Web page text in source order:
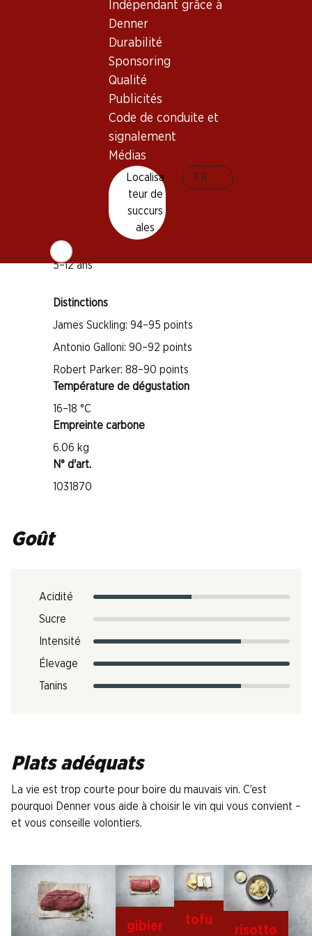
Indépendant grâce à
Denner
Durabilité
Sponsoring
Qualité
Publicités
Code de conduite et
signalement
Médias
Localisa
teur de
succurs
ales
FR
Bon à savoir
Cabernet Sauvignon
Petit Verdot
Maturité
5–12 ans
Distinctions
James Suckling: 94–95 points
Antonio Galloni: 90–92 points
Robert Parker: 88–90 points
Température de dégustation
16–18 °C
Empreinte carbone
6.06 kg
N° d'art.
1031870
Goût
Acidité
Sucre
Intensité
Élevage
Tanins
Plats adéquats
La vie est trop courte pour boire du mauvais vin. C’est
pourquoi Denner vous aide à choisir le vin qui vous convient –
et vous conseille volontiers.
gibier tofu
risotto